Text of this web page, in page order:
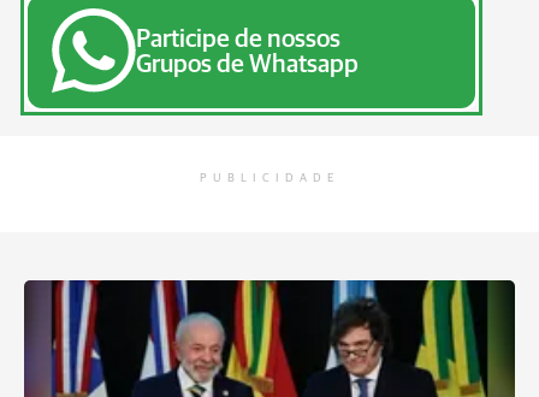
Participe de nossos
Grupos de Whatsapp
PUBLICIDADE